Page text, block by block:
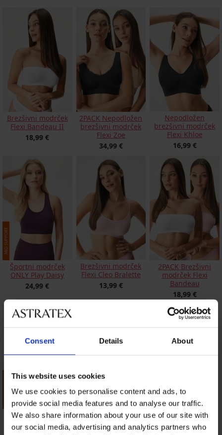
Consent Details About
This website uses cookies
We use cookies to personalise content and ads, to
provide social media features and to analyse our traffic.
We also share information about your use of our site with
our social media, advertising and analytics partners who
Brezšivni modrček
Flexi Bandeau II
18,99 €
2PACK Nepodložen
brezšivni modrček
Flexi Zoe
34,99 €
Nepodložen
brezšivni modrček
Flexi Khloe
16,99 €
Športni modrček
ONLY Play Daisy
24,99 €
Brezšivni modrček
Flexi Cleo Bralette
13,99 €
2PACK Brezšivni
modrček Flexi
Bandeau
18,99 €
Športni modrček
ONLY Play Mira
Športni modrček
Shock Absorber
Ultimate Run